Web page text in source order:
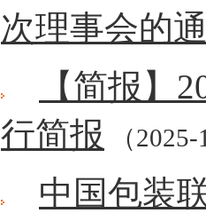
次理事会的
【简报】
行简报 （
中国包装